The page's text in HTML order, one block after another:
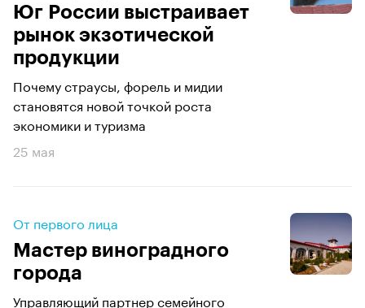
Юг России выстраивает
рынок экзотической
продукции
Почему страусы, форель и мидии
становятся новой точкой роста
экономики и туризма
25 мая
От первого лица
Мастер виноградного
города
Управляющий партнер семейного